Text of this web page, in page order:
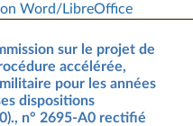
Word/LibreOffice
sur le projet de
accélérée,
pour les années
dispositions
n° 2695-A0 rectifié